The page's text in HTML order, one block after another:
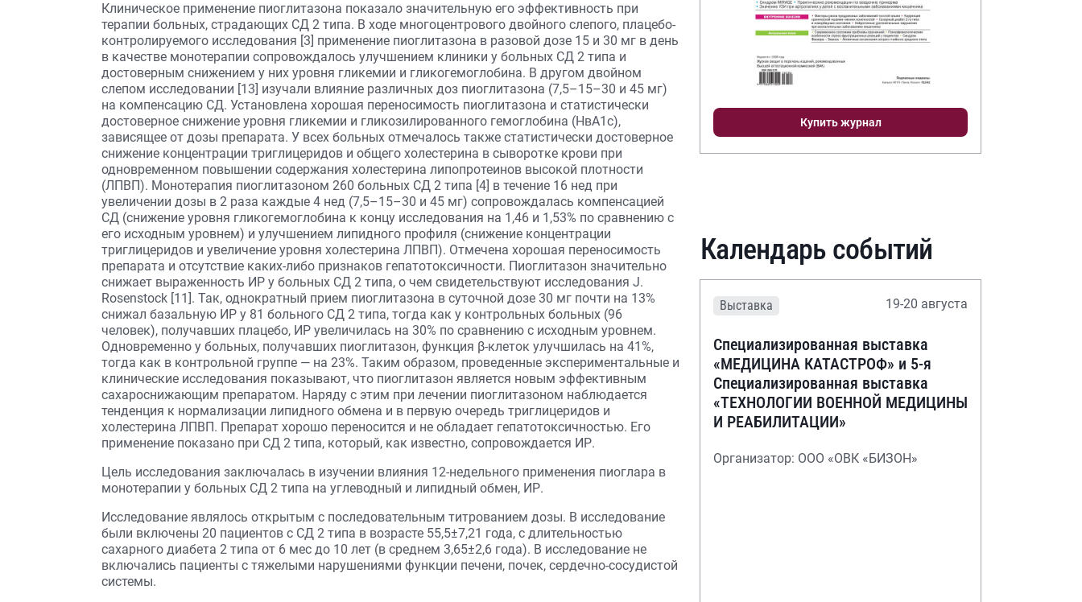
Клиническое применение пиоглитазона показало значительную его эффективность при
терапии больных, страдающих СД 2 типа. В ходе многоцентрового двойного слепого, плацебо-
контролируемого исследования [3] применение пиоглитазона в разовой дозе 15 и 30 мг в день
в качестве монотерапии сопровождалось улучшением клиники у больных СД 2 типа и
достоверным снижением у них уровня гликемии и гликогемоглобина. В другом двойном
слепом исследовании [13] изучали влияние различных доз пиоглитазона (7,5–15–30 и 45 мг)
на компенсацию СД. Установлена хорошая переносимость пиоглитазона и статистически
достоверное снижение уровня гликемии и гликозилированного гемоглобина (НвА1с),
зависящее от дозы препарата. У всех больных отмечалось также статистически достоверное
снижение концентрации триглицеридов и общего холестерина в сыворотке крови при
одновременном повышении содержания холестерина липопротеинов высокой плотности
(ЛПВП). Монотерапия пиоглитазоном 260 больных СД 2 типа [4] в течение 16 нед при
увеличении дозы в 2 раза каждые 4 нед (7,5–15–30 и 45 мг) сопровождалась компенсацией
СД (снижение уровня гликогемоглобина к концу исследования на 1,46 и 1,53% по сравнению с
его исходным уровнем) и улучшением липидного профиля (снижение концентрации
триглицеридов и увеличение уровня холестерина ЛПВП). Отмечена хорошая переносимость
препарата и отсутствие каких-либо признаков гепатотоксичности. Пиоглитазон значительно
снижает выраженность ИР у больных СД 2 типа, о чем свидетельствуют исследования J.
Rosenstock [11]. Так, однократный прием пиоглитазона в суточной дозе 30 мг почти на 13%
снижал базальную ИР у 81 больного СД 2 типа, тогда как у контрольных больных (96
человек), получавших плацебо, ИР увеличилась на 30% по сравнению с исходным уровнем.
Одновременно у больных, получавших пиоглитазон, функция β-клеток улучшилась на 41%,
тогда как в контрольной группе — на 23%. Таким образом, проведенные экспериментальные и
клинические исследования показывают, что пиоглитазон является новым эффективным
сахароснижающим препаратом. Наряду с этим при лечении пиоглитазоном наблюдается
тенденция к нормализации липидного обмена и в первую очередь триглицеридов и
холестерина ЛПВП. Препарат хорошо переносится и не обладает гепатотоксичностью. Его
применение показано при СД 2 типа, который, как известно, сопровождается ИР.
Цель исследования заключалась в изучении влияния 12-недельного применения пиоглара в
монотерапии у больных СД 2 типа на углеводный и липидный обмен, ИР.
Исследование являлось открытым с последовательным титрованием дозы. В исследование
были включены 20 пациентов с СД 2 типа в возрасте 55,5±7,21 года, с длительностью
сахарного диабета 2 типа от 6 мес до 10 лет (в среднем 3,65±2,6 года). В исследование не
включались пациенты с тяжелыми нарушениями функции печени, почек, сердечно-сосудистой
системы.
Купить журнал
Календарь событий
Выставка 19-20 августа
Специализированная выставка
«МЕДИЦИНА КАТАСТРОФ» и 5-я
Специализированная выставка
«ТЕХНОЛОГИИ ВОЕННОЙ МЕДИЦИНЫ
И РЕАБИЛИТАЦИИ»
Организатор: ООО «ОВК «БИЗОН»